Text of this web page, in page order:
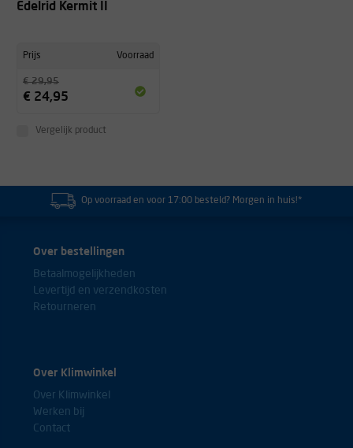
Edelrid Kermit II
Prijs Voorraad
€ 29,95
€ 24,95
Vergelijk product
Op voorraad en voor 17:00 besteld? Morgen in huis!*
Over bestellingen
Betaalmogelijkheden
Levertijd en verzendkosten
Retourneren
Over Klimwinkel
Over Klimwinkel
Werken bij
Contact